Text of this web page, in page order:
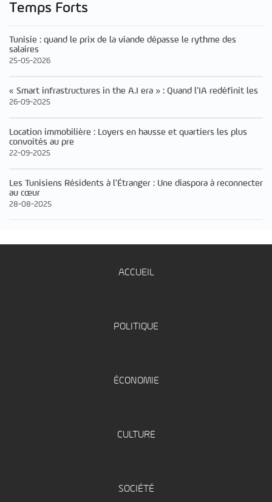
Temps Forts
Tunisie : quand le prix de la viande dépasse le rythme des
salaires
25-05-2026
« Smart infrastructures in the A.I era » : Quand l’IA redéfinit les
26-09-2025
Location immobilière : Loyers en hausse et quartiers les plus
convoités au pre
22-09-2025
Les Tunisiens Résidents à l’Étranger : Une diaspora à reconnecter
au cœur
28-08-2025
ACCUEIL
POLITIQUE
ÉCONOMIE
CULTURE
SOCIÉTÉ